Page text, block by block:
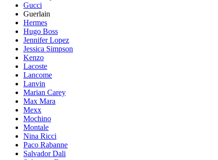
Gucci
Guerlain
Hermes
Hugo Boss
Jennifer Lopez
Jessica Simpson
Kenzo
Lacoste
Lancome
Lanvin
Marian Carey
Max Mara
Mexx
Mochino
Montale
Nina Ricci
Paco Rabanne
Salvador Dali